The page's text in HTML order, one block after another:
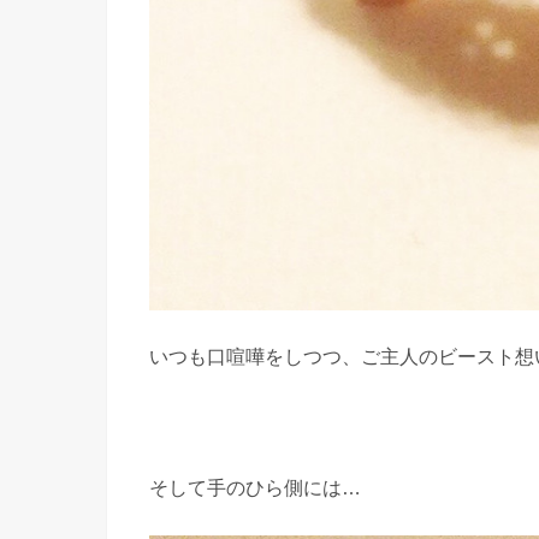
いつも口喧嘩をしつつ、ご主人のビースト
そして手のひら側には…